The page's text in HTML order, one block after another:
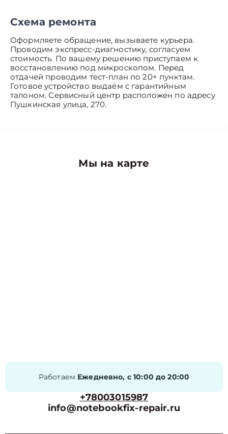
Схема ремонта
Оформляете обращение, вызываете курьера.
Проводим экспресс-диагностику, согласуем
стоимость. По вашему решению приступаем к
восстановлению под микроскопом. Перед
отдачей проводим тест-план по 20+ пунктам.
Готовое устройство выдаём с гарантийным
талоном. Сервисный центр расположен по адресу
Пушкинская улица, 270.
Мы на карте
Работаем Ежедневно, с 10:00 до 20:00
+78003015987
info@notebookfix-repair.ru